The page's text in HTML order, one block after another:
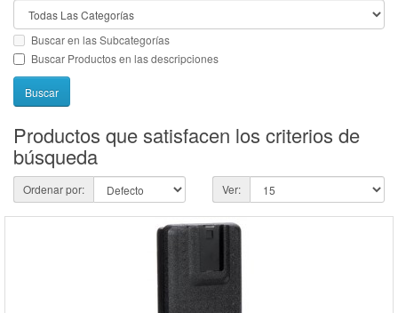
Buscar en las Subcategorías
Buscar Productos en las descripciones
Productos que satisfacen los criterios de
búsqueda
Ordenar por: Ver: